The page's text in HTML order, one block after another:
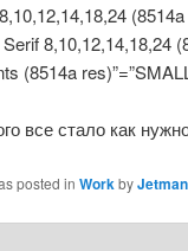
8,10,12,14,18,24
(8514a
все стало как
posted in Work byJetman